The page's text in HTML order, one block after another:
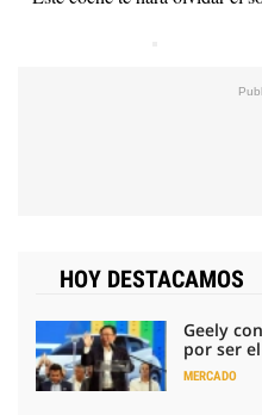
HOY DESTACAMOS
Geely
por ser
MERCADO